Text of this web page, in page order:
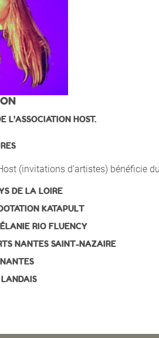
L’ASSOCIATION HOST.
(invitations d’artistes) bénéficie
DE LA LOIRE
KATAPULT
RIO FLUENCY
NANTES SAINT-NAZAIRE
LANDAIS